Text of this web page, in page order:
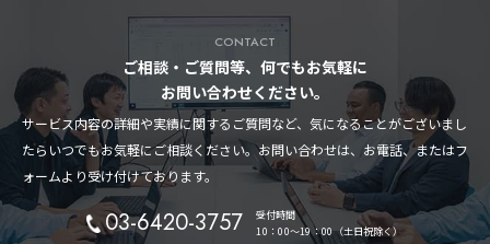
CONTACT
ご相談・ご質問等、何でもお気軽に
お問い合わせください。
サービス内容の詳細や実績に関するご質問など、気になることがございまし
たらいつでもお気軽にご相談ください。お問い合わせは、お電話、またはフ
ォームより受け付けております。
03-6420-3757
受付時間
10：00〜19：00（土日祝除く）